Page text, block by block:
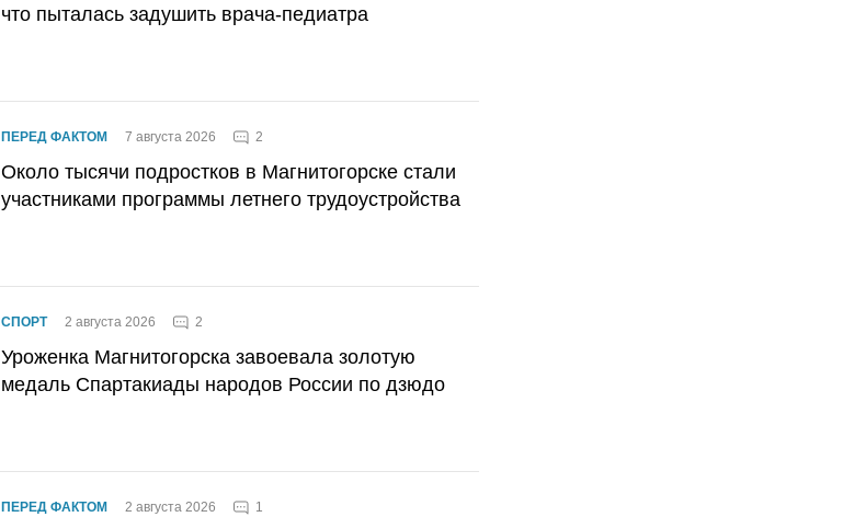
что пыталась задушить врача-педиатра
ПЕРЕД ФАКТОМ 7 августа 2026 2
Около тысячи подростков в Магнитогорске стали
участниками программы летнего трудоустройства
СПОРТ 2 августа 2026 2
Уроженка Магнитогорска завоевала золотую
медаль Спартакиады народов России по дзюдо
ПЕРЕД ФАКТОМ 2 августа 2026 1